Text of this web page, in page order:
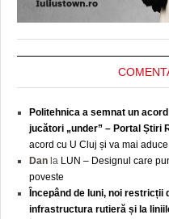
Politehnica a semnat un
jucători „under” – Portal Știri
acord cu U Cluj și va mai
Dan la LUN – Designul care
poveste
Începând de luni, noi
infrastructura rutieră și la